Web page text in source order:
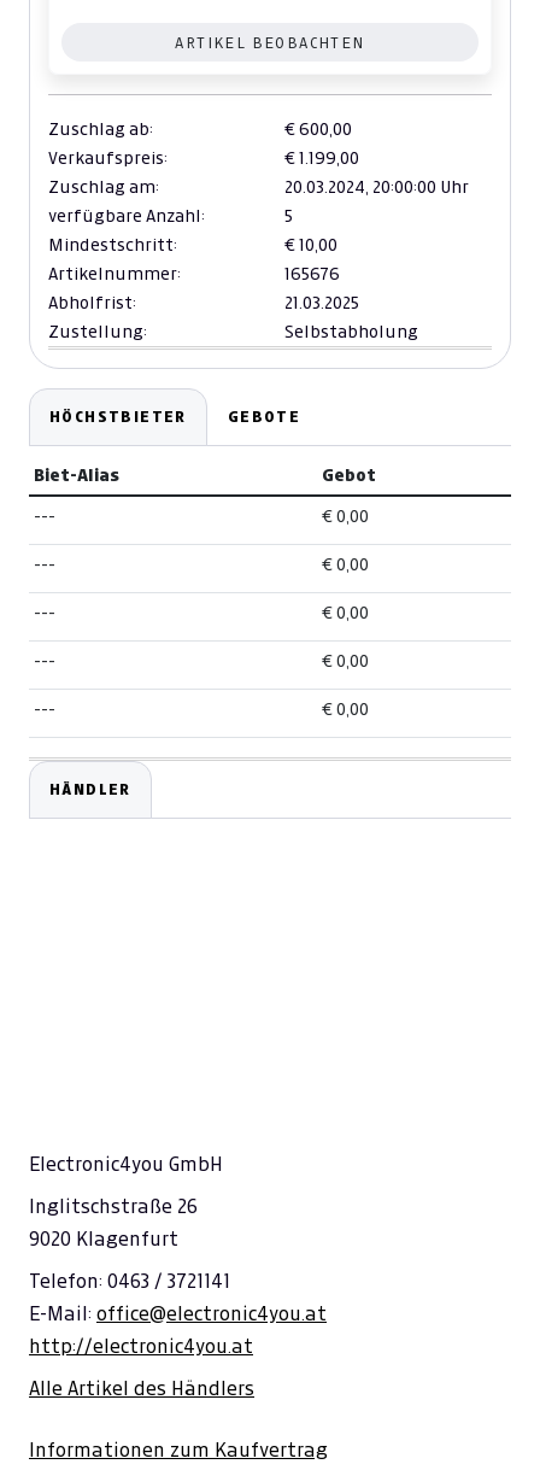
ARTIKEL BEOBACHTEN
Zuschlag ab:
€ 600,00
Verkaufspreis:
€ 1.199,00
Zuschlag am:
20.03.2024, 20:00:00 Uhr
verfügbare Anzahl:
5
Mindestschritt:
€ 10,00
Artikelnummer:
165676
Abholfrist:
21.03.2025
Zustellung:
Selbstabholung
HÖCHSTBIETER GEBOTE
Biet-Alias Gebot
--- € 0,00
--- € 0,00
--- € 0,00
--- € 0,00
--- € 0,00
HÄNDLER
Electronic4you GmbH
Inglitschstraße 26
9020 Klagenfurt
Telefon: 0463 / 3721141
E-Mail: office@electronic4you.at
http://electronic4you.at
Alle Artikel des Händlers
Informationen zum Kaufvertrag